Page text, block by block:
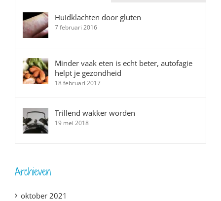
Huidklachten door gluten
7 februari 2016
Minder vaak eten is echt beter, autofagie
helpt je gezondheid
18 februari 2017
Trillend wakker worden
19 mei 2018
Archieven
oktober 2021